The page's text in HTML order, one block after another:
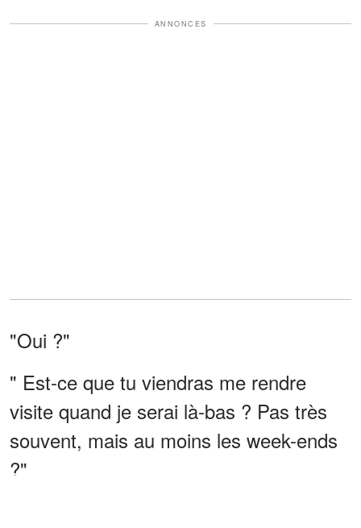
ANNONCES
"Oui ?"
" Est-ce que tu viendras me rendre
visite quand je serai là-bas ? Pas très
souvent, mais au moins les week-ends
?"